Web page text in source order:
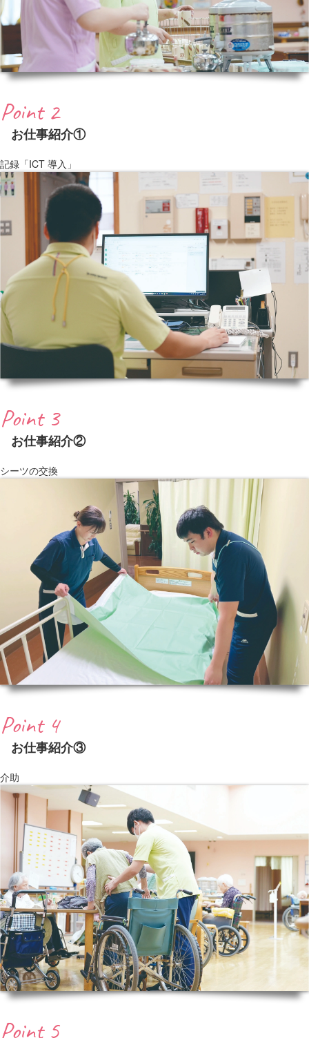
Point 2
お仕事紹介①
記録「ICT 導入」
Point 3
お仕事紹介②
シーツの交換
Point 4
お仕事紹介③
介助
Point 5